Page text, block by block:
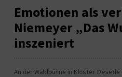
Emotionen als
Niemeyer „Das
inszeniert
An der Waldbühne in Kloster